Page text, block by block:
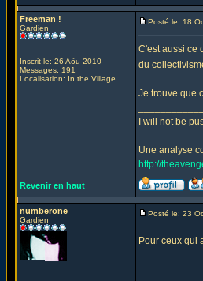
Freeman !
Gardien
Inscrit le: 26 Aôu 2010
Messages: 191
Localisation: In the Village
Posté le: 18
C'est aussi ce
du
Je trouve que
I will not be
Une analyse
http://
Revenir en haut
numberone
Gardien
Posté le: 23
Pour ceux qui